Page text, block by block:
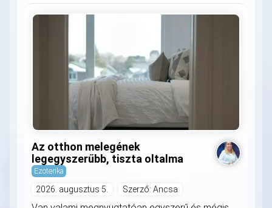
Az otthon melegének
legegyszerűbb, tiszta oltalma
Ezoterika
2026. augusztus 5. Szerző: Ancsa